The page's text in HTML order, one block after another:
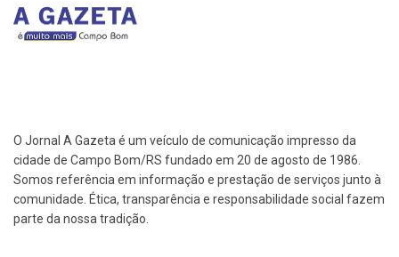
O Jornal A Gazeta é um veículo de comunicação impresso da
cidade de Campo Bom/RS fundado em 20 de agosto de 1986.
Somos referência em informação e prestação de serviços junto à
comunidade. Ética, transparência e responsabilidade social fazem
parte da nossa tradição.